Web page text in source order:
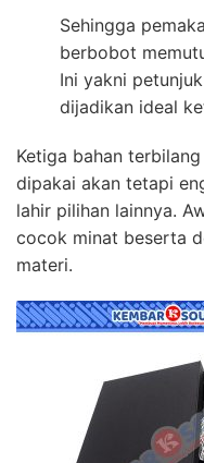
Sehingga
berbobot
Ini yakni
dijadikan ideal
Ketiga bahan
dipakai akan tetapi
lahir pilihan lainnya.
cocok minat beserta
materi.